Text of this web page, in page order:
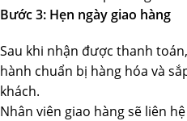
Bước 3: Hẹn ngày giao hàng
Sau khi nhận được thanh
hành chuẩn bị hàng hóa và
khách.
Nhân viên giao hàng sẽ liên